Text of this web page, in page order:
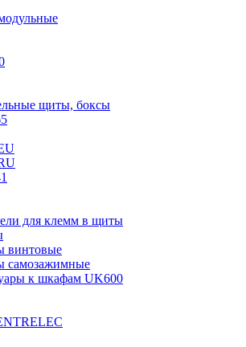
щиты, боксы
для клемм в щиты
винтовые
самозажимные
к шкафам UK600